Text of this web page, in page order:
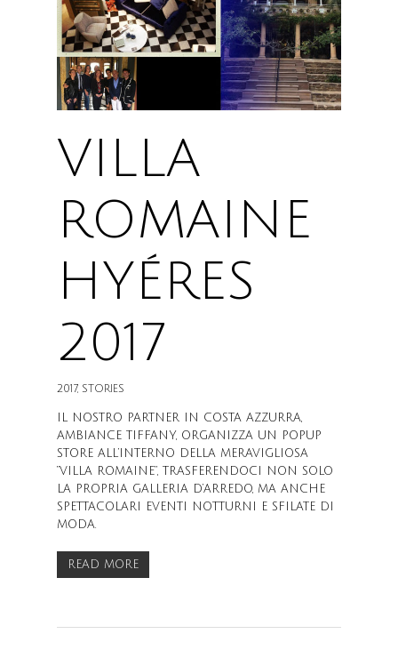
VILLA
ROMAINE
HYÉRES
2017
2017, STORIES
IL NOSTRO PARTNER IN COSTA AZZURRA,
AMBIANCE TIFFANY, ORGANIZZA UN POPUP
STORE ALL’INTERNO DELLA MERAVIGLIOSA
“VILLA ROMAINE”, TRASFERENDOCI NON SOLO
LA PROPRIA GALLERIA D’ARREDO, MA ANCHE
SPETTACOLARI EVENTI NOTTURNI E SFILATE DI
MODA.
READ MORE